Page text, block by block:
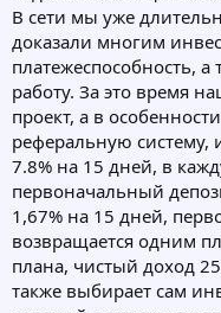
В сети мы уже
доказали многим
платежеспособность,
работу. За это время
проект, а в
реферальную систему,
7.8% на 15 дней, в
первоначальный
1,67% на 15 дней,
возвращается одним
плана, чистый доход
также выбирает сам